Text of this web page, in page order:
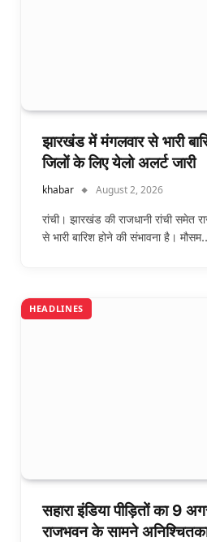
झारखंड में मंगलवार से भारी
जिलों के लिए येलो अलर्ट जारी
khabar August 2, 2026
रांची। झारखंड की राजधानी रांची समेत
से भारी बारिश होने की संभावना है।
HEADLINES
सहारा इंडिया पीड़ितों का 9
राजभवन के सामने